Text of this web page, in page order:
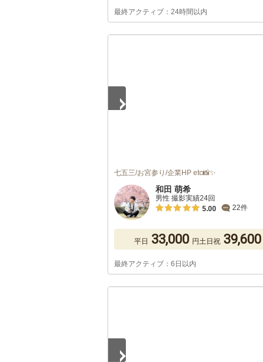
最終アクティブ：24時間以内
七五三/お宮参り/企業HP etc📸✨
和田 萌希
男性 撮影実績24回
5.00
22件
平日 33,000 円土日祝 39,600
最終アクティブ：6日以内